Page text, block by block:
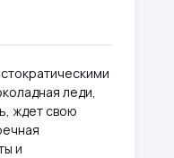
леди,
ждет свою
и